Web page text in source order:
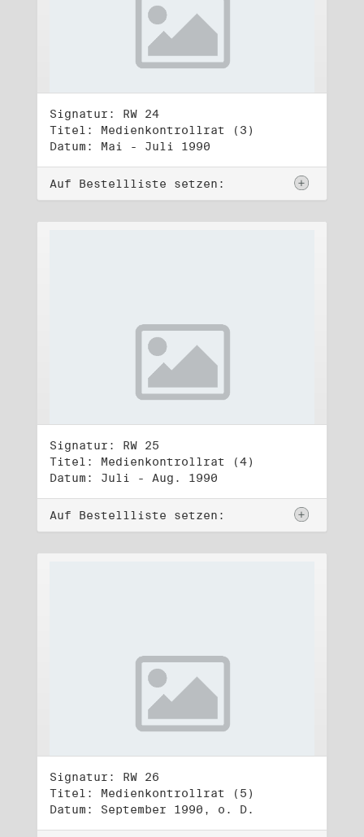
Signatur: RW 24
Titel: Medienkontrollrat (3)
Datum: Mai - Juli 1990
Auf Bestellliste setzen:
Signatur: RW 25
Titel: Medienkontrollrat (4)
Datum: Juli - Aug. 1990
Auf Bestellliste setzen:
Signatur: RW 26
Titel: Medienkontrollrat (5)
Datum: September 1990, o. D.